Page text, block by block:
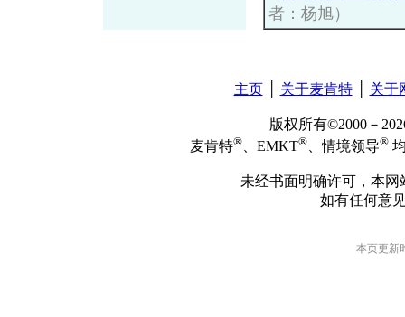
者：杨旭）
主页│ 关于麦肯特│ 关于
版权所有©2000－
麦肯特® 、EMKT® 、情境领导®
未经书面明确许可，本
如有任何意
本页更新